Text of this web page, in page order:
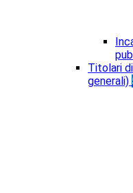
Titolari
generali)